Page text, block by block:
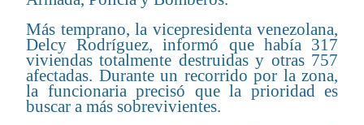
Más temprano, la vicepresidenta venezolana,
Delcy Rodríguez, informó que había 317
viviendas totalmente destruidas y otras 757
afectadas. Durante un recorrido por la zona,
la funcionaria precisó que la prioridad es
buscar a más sobrevivientes.